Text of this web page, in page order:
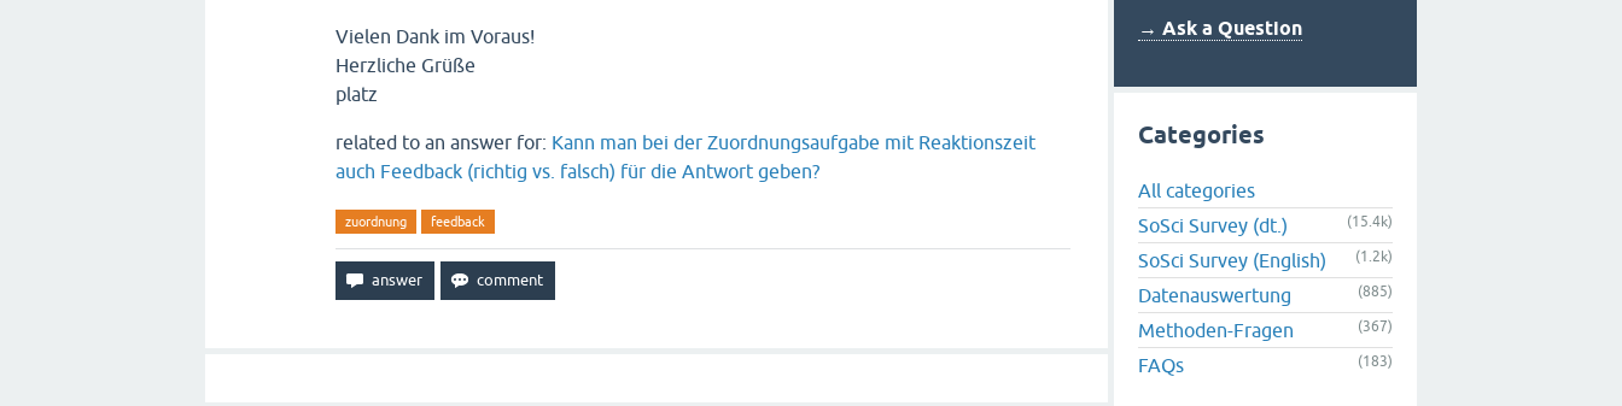
Vielen Dank im Voraus!
Herzliche Grüße
platz
related to an answer for: Kann man bei der Zuordnungsaufgabe mit Reaktionszeit
auch Feedback (richtig vs. falsch) für die Antwort geben?
zuordnung feedback
→ Ask a Question
Categories
All categories
SoSci Survey (dt.)
(15.4k)
SoSci Survey (English) (1.2k)
Datenauswertung (885)
Methoden-Fragen (367)
FAQs (183)